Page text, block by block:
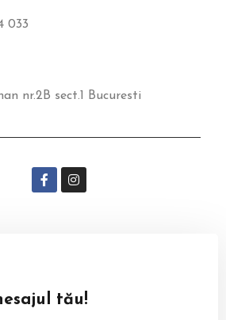
033
nr.2B sect.1 Bucuresti
tău!